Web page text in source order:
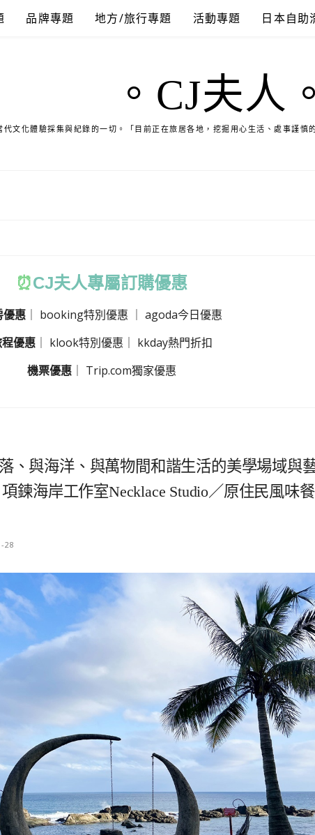
品牌專題 地方/旅行專題 活動專題 日本自助
。CJ夫人。
代文化體驗採集與紀錄的一切。「目前正在旅居各地，挖掘用心生活、處事謹慎
⏰CJ夫人專屬訂購優惠
優惠｜ booking特別優惠
agoda今日優惠
優惠｜ klook特別優惠
kkday熱門折扣
機票優惠｜ Trip.com獨家優惠
、與海洋、與萬物間和諧生活的美學場域與
鍊海岸工作室Necklace Studio／原住民風味
28